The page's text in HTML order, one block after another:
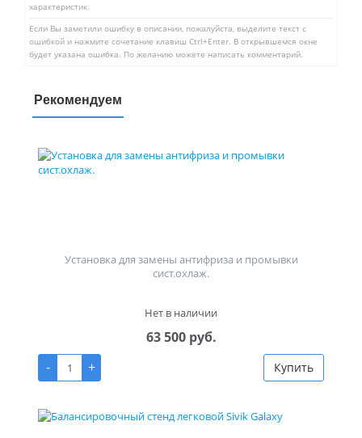
характеристик.
Если Вы заметили ошибку в описании, пожалуйста, выделите текст с
ошибкой и нажмите сочетание клавиш Ctrl+Enter. В открывшемся окне
будет указана ошибка. По желанию можете написать комментарий.
Рекомендуем
Установка для замены антифриза и промывки
сист.охлаж.
Нет в наличии
63 500 руб.
-
+ Купить